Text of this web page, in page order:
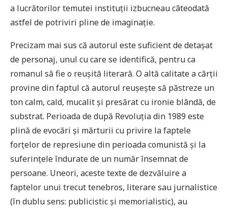
a lucrătorilor temutei instituţii izbucneau câteodată
astfel de potriviri pline de imaginaţie.
Precizam mai sus că autorul este suficient de detaşat
de personaj, unul cu care se identifică, pentru ca
romanul să fie o reuşită literară. O altă calitate a cărţii
provine din faptul că autorul reuşeşte să păstreze un
ton calm, cald, mucalit şi presărat cu ironie blândă, de
substrat. Perioada de după Revoluţia din 1989 este
plină de evocări şi mărturii cu privire la faptele
forţelor de represiune din perioada comunistă şi la
suferinţele îndurate de un număr însemnat de
persoane. Uneori, aceste texte de dezvăluire a
faptelor unui trecut tenebros, literare sau jurnalistice
(în dublu sens: publicistic şi memorialistic), au